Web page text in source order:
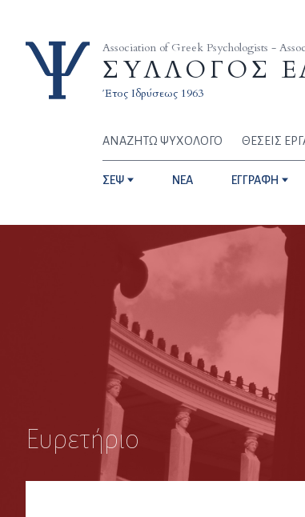
Association of Greek Psychologists -
ΣΥΛΛΟΓΟΣ
Έτος Ιδρύσεως 1963
ΑΝΑΖΗΤΩ ΨΥΧΟΛΟΓΟ ΘΕΣΕΙΣ
ΣΕΨ NEA ΕΓΓΡΑΦΗ
Ευρετήριο